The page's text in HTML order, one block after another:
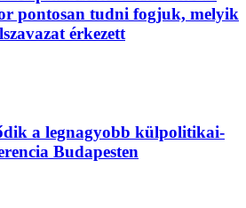
pontosan tudni fogjuk, melyik
érkezett
a legnagyobb külpolitikai-
Budapesten